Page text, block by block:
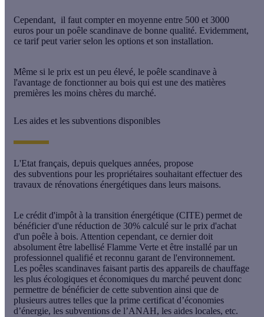
Cependant, il faut compter en moyenne entre 500 et 3000
euros pour un poêle scandinave de bonne qualité. Evidemment,
ce tarif peut varier selon les options et son installation.
Même si le prix est un peu élevé, le poêle scandinave à
l'avantage de fonctionner au bois qui est une des matières
premières les moins chères du marché.
Les aides et les subventions disponibles
L'Etat français, depuis quelques années, propose
des subventions pour les propriétaires souhaitant effectuer des
travaux de rénovations énergétiques dans leurs maisons.
Le crédit d'impôt à la transition énergétique (CITE) permet de
bénéficier d'une réduction de 30% calculé sur le prix d'achat
d'un poêle à bois. Attention cependant, ce dernier doit
absolument être labellisé Flamme Verte et être installé par un
professionnel qualifié et reconnu garant de l'environnement.
Les poêles scandinaves faisant partis des appareils de chauffage
les plus écologiques et économiques du marché peuvent donc
permettre de bénéficier de cette subvention ainsi que de
plusieurs autres telles que la prime certificat d’économies
d’énergie, les subventions de l’ANAH, les aides locales, etc.